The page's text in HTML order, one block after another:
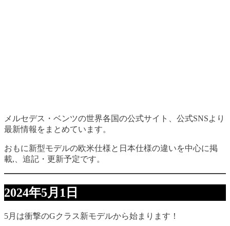
メルセデス・ベンツの世界各国の公式サイト、公式SNSより
最新情報をまとめています。
おもに新型モデルの欧米仕様と日本仕様の違いを中心に掲
載,、追記・更新予定です。
2024年5月1日
5月は衝撃のGクラス新モデルから始まります！